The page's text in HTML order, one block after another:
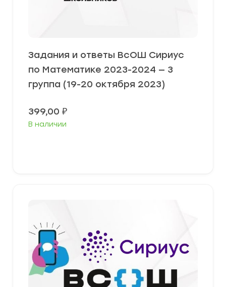
Задания и ответы ВсОШ Сириус
по Математике 2023-2024 — 3
группа (19-20 октября 2023)
399,00 ₽
В наличии